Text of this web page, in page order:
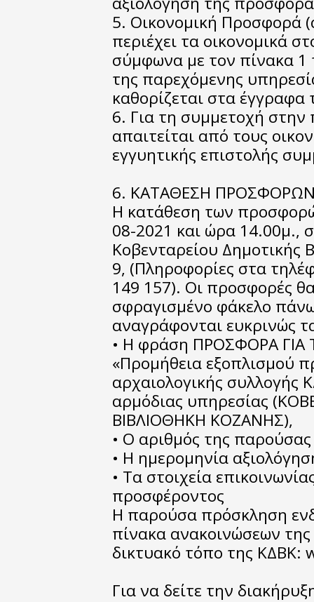
5. Οικονομική Προσφορά
περιέχει τα οικονομικά
σύμφωνα με τον πίνακα
της παρεχόμενης
καθορίζεται στα
6. Για τη συμμετοχή στην
απαιτείται από τους
εγγυητικής επιστολής
6. ΚΑΤΑΘΕΣΗ
Η κατάθεση των
08-2021 και ώρα 14.00μ.,
Κοβενταρείου Δημοτικής
9, (Πληροφορίες στα
149 157). Οι προσφορές
σφραγισμένο φάκελο
αναγράφονται ευκρινώς
• Η φράση ΠΡΟΣΦΟΡΑ
«Προμήθεια εξοπλισμού
αρχαιολογικής συλλογής
αρμόδιας υπηρεσίας
ΒΙΒΛΙΟΘΗΚΗ ΚΟΖΑΝΗΣ),
• Ο αριθμός της
• Η ημερομηνία
• Τα στοιχεία
προσφέροντος
Η παρούσα πρόσκληση
πίνακα ανακοινώσεων
δικτυακό τόπο της ΚΔΒΚ:
Για να δείτε την